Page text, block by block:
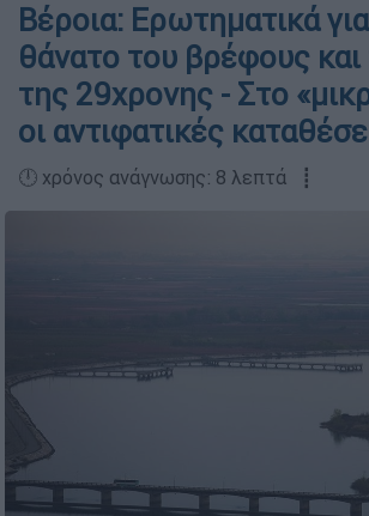
Βέροια: Ερωτηματικά
θάνατο του βρέφους
της 29χρονης - Στο
οι αντιφατικές
🕛 χρόνος ανάγνωσης: 8 λεπτά ┋